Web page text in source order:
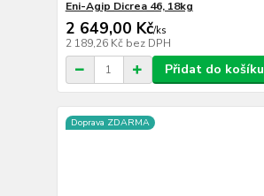
Eni-Agip Dicrea 46, 18kg
2 649,00 Kč/ks
2 189,26 Kč bez DPH
Přidat do košíku
Doprava ZDARMA